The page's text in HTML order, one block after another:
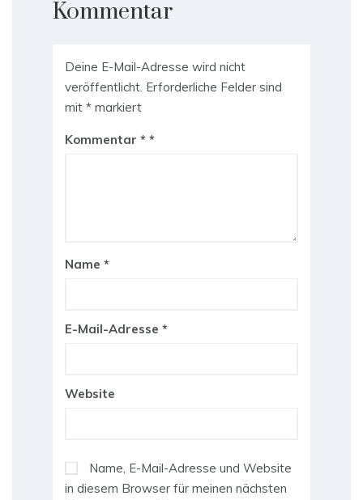
Kommentar
Deine E-Mail-Adresse wird nicht
veröffentlicht. Erforderliche Felder sind
mit * markiert
Kommentar *
Name *
E-Mail-Adresse *
Website
Name, E-Mail-Adresse und Website
in diesem Browser für meinen nächsten